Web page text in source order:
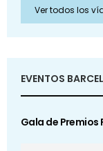
Ver todos los
EVENTOS
Gala de Premios